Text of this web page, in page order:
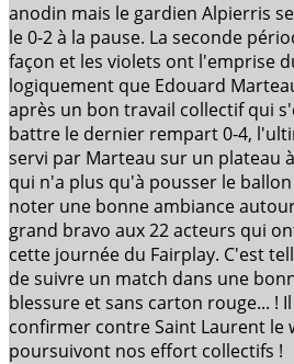
anodin mais le gardien Alpierris
le 0-2 à la pause. La seconde
façon et les violets ont l'emprise
logiquement que Edouard
après un bon travail collectif qui
battre le dernier rempart 0-4,
servi par Marteau sur un plateau
qui n'a plus qu'à pousser le
noter une bonne ambiance
grand bravo aux 22 acteurs qui
cette journée du Fairplay. C'est
de suivre un match dans une
blessure et sans carton rouge... !
confirmer contre Saint Laurent le
poursuivont nos effort collectifs !